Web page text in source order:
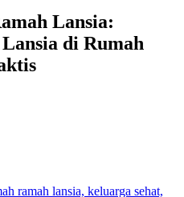
Lansia:
di Rumah